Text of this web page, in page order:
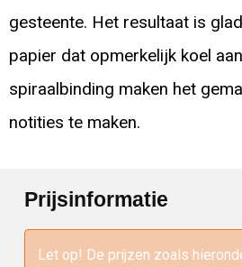
gesteente. Het resultaat is
papier dat opmerkelijk koel
spiraalbinding maken het
notities te maken.
Prijsinformatie
Let op! De prijzen zoals